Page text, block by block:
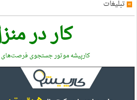
» تبلیغات
کار در
کارپیشه موتور جستجوی فرصت‌های